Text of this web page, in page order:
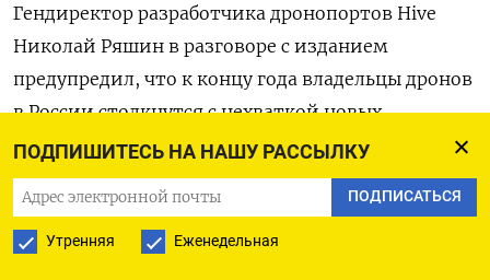
ПОДПИШИТЕСЬ НА НАШУ РАССЫЛКУ
ПОДПИСАТЬСЯ
Утренняя Еженедельная
Гендиректор разработчика дронопортов Hive
Николай Ряшин в разговоре с изданием
предупредил, что к концу года владельцы дронов
в России столкнутся с нехваткой новых
аккумуляторов. «С ними есть сложности:
морская и наземная логистика испытывают
проблемы, а самолетом перевозить высокоемкие
аккумуляторы нельзя», — уточнил он.